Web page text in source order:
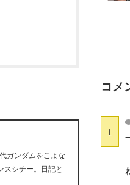
ガンダムをこよな
スシチー。日記と
コメ
1